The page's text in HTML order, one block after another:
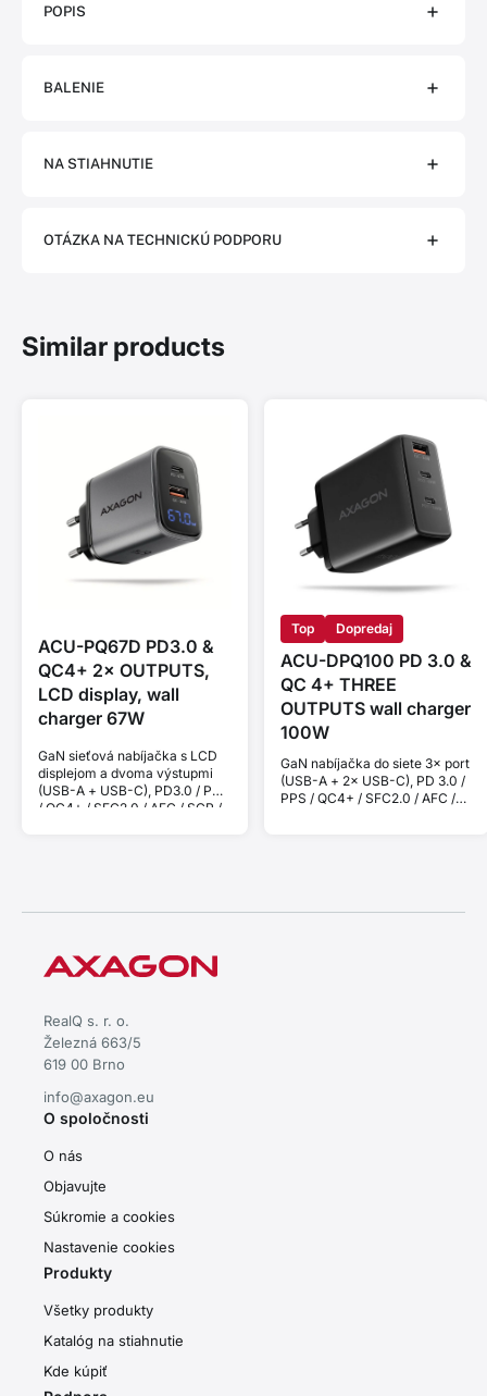
POPIS
BALENIE
NA STIAHNUTIE
OTÁZKA NA TECHNICKÚ PODPORU
Similar products
ACU-PQ67D PD3.0 &
QC4+ 2× OUTPUTS,
LCD display, wall
charger 67W
GaN sieťová nabíjačka s LCD
displejom a dvoma výstupmi
(USB-A + USB-C), PD3.0 / PPS
/ QC4+ / SFC2.0 / AFC / SCP /
Top Dopredaj
ACU-DPQ100 PD 3.0 &
QC 4+ THREE
OUTPUTS wall charger
100W
GaN nabíjačka do siete 3× port
(USB-A + 2× USB-C), PD 3.0 /
PPS / QC4+ / SFC2.0 / AFC /
RealQ s. r. o.
Železná 663/5
619 00 Brno
info@axagon.eu
O spoločnosti
O nás
Objavujte
Súkromie a cookies
Nastavenie cookies
Produkty
Všetky produkty
Katalóg na stiahnutie
Kde kúpiť